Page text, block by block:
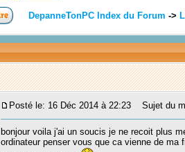
DepanneTonPC Index du Forum ->
Posté le: 16 Déc 2014 à 22:23 Sujet du
bonjour voila j'ai un soucis je ne recoit plus
ordinateur penser vous que ca vienne de